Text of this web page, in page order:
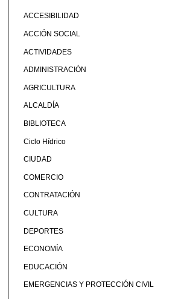
ACCESIBILIDAD
ACCIÓN SOCIAL
ACTIVIDADES
ADMINISTRACIÓN
AGRICULTURA
ALCALDÍA
BIBLIOTECA
Ciclo Hídrico
CIUDAD
COMERCIO
CONTRATACIÓN
CULTURA
DEPORTES
ECONOMÍA
EDUCACIÓN
EMERGENCIAS Y PROTECCIÓN CIVIL